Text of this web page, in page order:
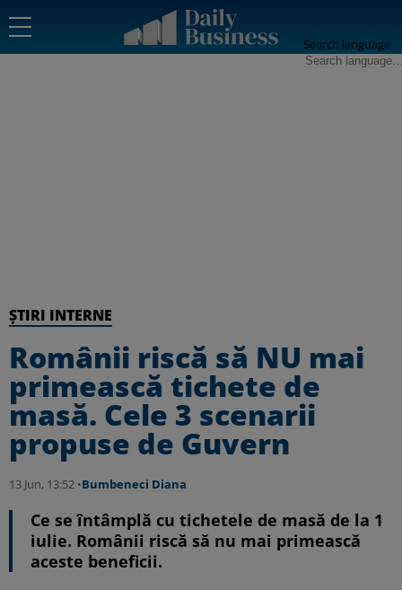
Search language
ȘTIRI INTERNE
Românii riscă să NU mai
primească tichete de
masă. Cele 3 scenarii
propuse de Guvern
13 Jun, 13:52 •Bumbeneci Diana
Ce se întâmplă cu tichetele de masă de la 1
iulie. Românii riscă să nu mai primească
aceste beneficii.